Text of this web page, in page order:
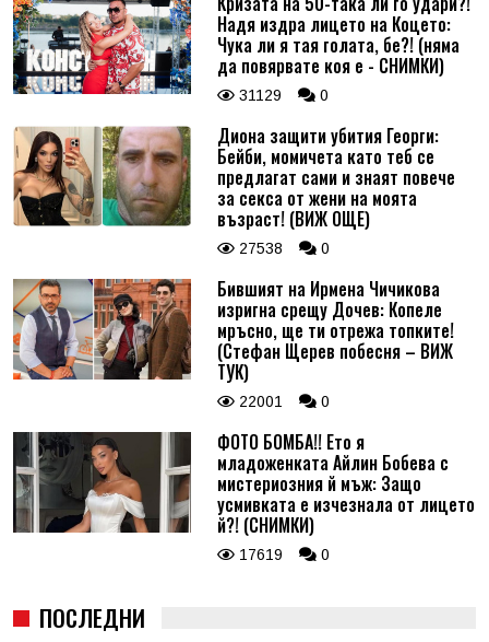
Надя издра лицето на Коцето:
Чука ли я тая голата, бе?! (няма
да повярвате коя е - СНИМКИ)
31129 0
Диона защити убития Георги:
Бейби, момичета като теб се
предлагат сами и знаят повече
за секса от жени на моята
възраст! (ВИЖ ОЩЕ)
27538 0
Бившият на Ирмена Чичикова
изригна срещу Дочев: Копеле
мръсно, ще ти отрежа топките!
(Стефан Щерев побесня – ВИЖ
ТУК)
22001 0
ФОТО БОМБА!! Ето я
младоженката Айлин Бобева с
мистериозния й мъж: Защо
усмивката е изчезнала от лицето
й?! (СНИМКИ)
17619 0
ПОСЛЕДНИ